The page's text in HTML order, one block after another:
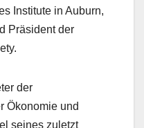
Institute in Auburn,
Präsident der
der
Ökonomie und
seines zuletzt